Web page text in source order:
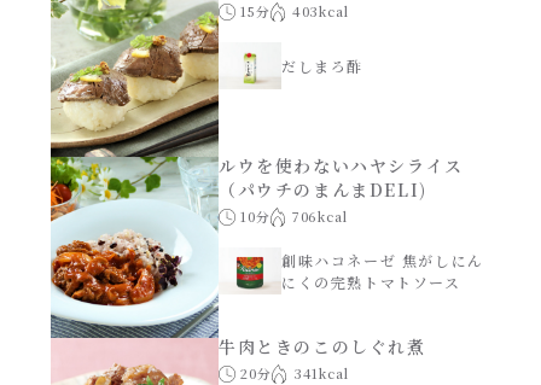
15分 403kcal
だしまろ酢
ルウを使わないハヤシライス
（パウチのまんまDELI)
10分 706kcal
創味ハコネーゼ 焦がしにん
にくの完熟トマトソース
牛肉ときのこのしぐれ煮
20分 341kcal